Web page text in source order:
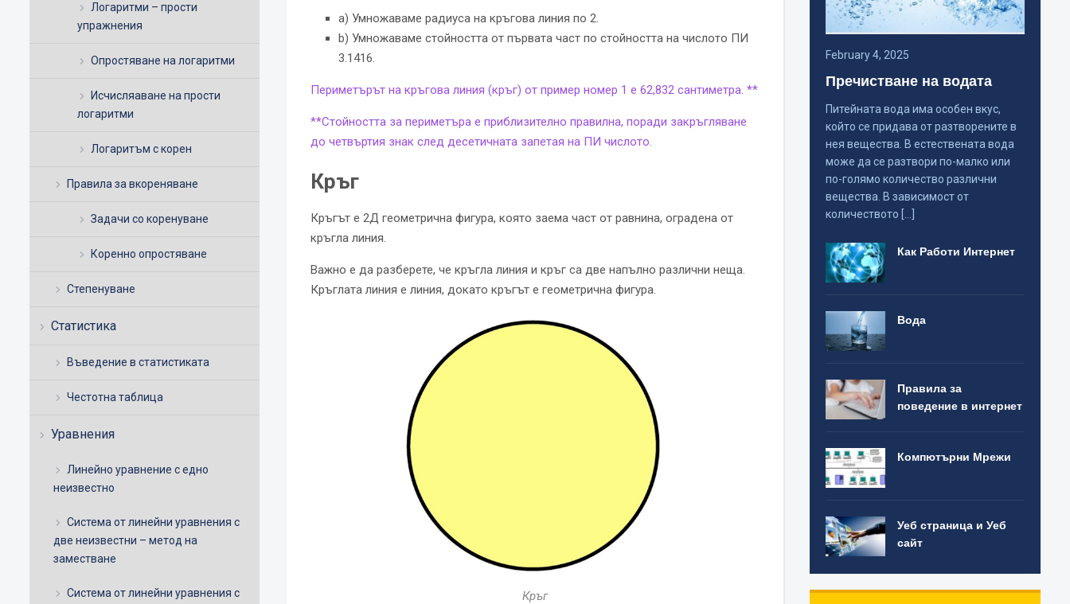
Логаритми – прости
упражнения
Опростяване на логаритми
Исчисляаване на прости
логаритми
Логаритъм с корен
Правила за вкореняване
Задачи со коренуване
Коренно опростяване
Степенуване
Статистика
Въведение в статистиката
Честотна таблица
Уравнения
Линейно уравнение с едно
неизвестно
Система от линейни уравнения с
две неизвестни – метод на
заместване
Система от линейни уравнения с
a) Умножаваме радиуса на кръгова линия по 2.
b) Умножаваме стойността от първата част по стойността на числото ПИ
3.1416.
Периметърът на кръгова линия (кръг) от пример номер 1 е 62,832 сантиметра. **
**Стойността за периметъра е приблизително правилна, поради закръгляване
до четвъртия знак след десетичната запетая на ПИ числото.
Кръг
Кръгът е 2Д геометрична фигура, която заема част от равнина, оградена от
кръгла линия.
Важно е да разберете, че кръгла линия и кръг са две напълно различни неща.
Кръглата линия е линия, докато кръгът е геометрична фигура.
Кръг
February 4, 2025
Пречистване на водата
Питейната вода има особен вкус,
който се придава от разтворените в
нея вещества. В естествената вода
може да се разтвори по-малко или
по-голямо количество различни
вещества. В зависимост от
количеството […]
Как Работи Интернет
Вода
Правила за
поведение в интернет
Компютърни Мрежи
Уеб страница и Уеб
сайт